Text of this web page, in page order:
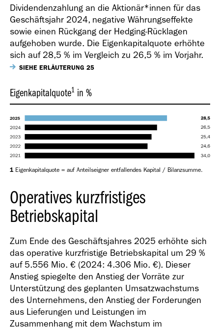
Dividendenzahlung an die Aktionär*innen für das
Geschäftsjahr 2024, negative Währungseffekte
sowie einen Rückgang der Hedging-Rücklagen
aufgehoben wurde. Die Eigenkapitalquote erhöhte
sich auf 28,5 % im Vergleich zu 26,5 % im Vorjahr.
SIEHE ERLÄUTERUNG 25
Eigenkapitalquote1 in %
1 Eigenkapitalquote = auf Anteilseigner entfallendes Kapital / Bilanzsumme.
Operatives kurzfristiges
Betriebskapital
Zum Ende des Geschäftsjahres 2025 erhöhte sich
das operative kurzfristige Betriebskapital um 29 %
auf 5.556 Mio. € (2024: 4.306 Mio. €). Dieser
Anstieg spiegelte den Anstieg der Vorräte zur
Unterstützung des geplanten Umsatzwachstums
des Unternehmens, den Anstieg der Forderungen
aus Lieferungen und Leistungen im
Zusammenhang mit dem Wachstum im